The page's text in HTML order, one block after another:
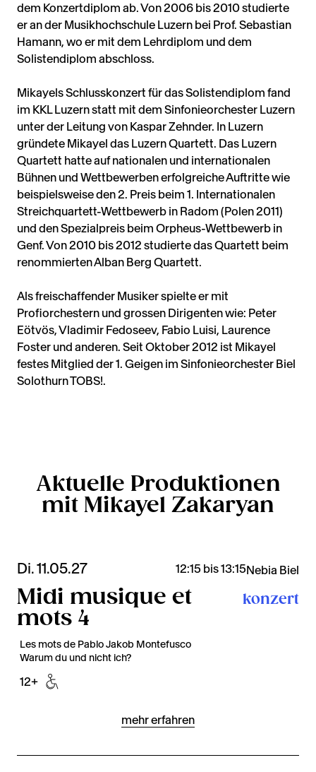
dem Konzertdiplom ab. Von 2006 bis 2010 studierte
er an der Musikhochschule Luzern bei Prof. Sebastian
Hamann, wo er mit dem Lehrdiplom und dem
Solistendiplom abschloss.
Mikayels Schlusskonzert für das Solistendiplom fand
im KKL Luzern statt mit dem Sinfonieorchester Luzern
unter der Leitung von Kaspar Zehnder. In Luzern
gründete Mikayel das Luzern Quartett. Das Luzern
Quartett hatte auf nationalen und internationalen
Bühnen und Wettbewerben erfolgreiche Auftritte wie
beispielsweise den 2. Preis beim 1. Internationalen
Streichquartett-Wettbewerb in Radom (Polen 2011)
und den Spezialpreis beim Orpheus-Wettbewerb in
Genf. Von 2010 bis 2012 studierte das Quartett beim
renommierten Alban Berg Quartett.
Als freischaffender Musiker spielte er mit
Profiorchestern und grossen Dirigenten wie: Peter
Eötvös, Vladimir Fedoseev, Fabio Luisi, Laurence
Foster und anderen. Seit Oktober 2012 ist Mikayel
festes Mitglied der 1. Geigen im Sinfonieorchester Biel
Solothurn TOBS!.
Aktuelle Produktionen
mit Mikayel Zakaryan
Di. 11.05.27 12:15 bis 13:15Nebia Biel
Midi musique et
mots 4
konzert
Les mots de Pablo Jakob Montefusco
Warum du und nicht ich?
12+
mehr erfahren